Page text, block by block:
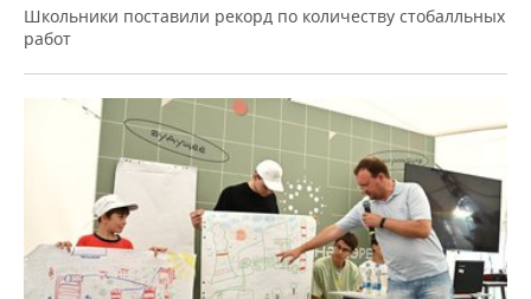
Школьники поставили рекорд по количеству стобалльных
работ